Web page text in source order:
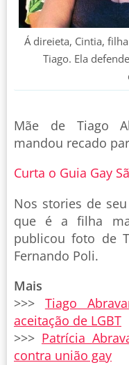
Á direieta, Cintia,
Tiago. Ela
Mãe de Tiago
mandou recado
Curta o Guia Gay
Nos stories de
que é a filha
publicou foto de
Fernando Poli.
Mais
>>> Tiago
aceitação de LGBT
>>> Patrícia
contra união gay